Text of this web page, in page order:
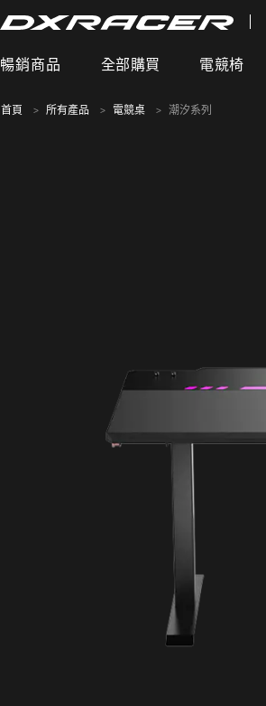
暢銷商品 全部購買 電競椅
首頁 所有產品 電競桌 潮汐系列